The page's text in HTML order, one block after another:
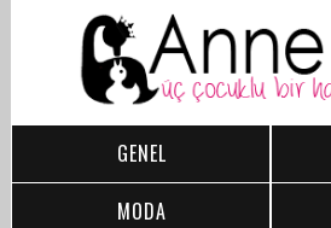
GENEL
MODA